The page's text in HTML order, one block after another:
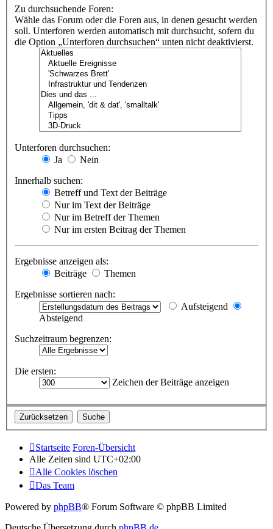
Zu durchsuchende Foren:
Wähle das Forum oder die Foren aus, in denen gesucht werden
soll. Unterforen werden automatisch mit durchsucht, sofern du
die Option „Unterforen durchsuchen“ unten nicht deaktivierst.
Unterforen durchsuchen:
Ja
Nein
Innerhalb suchen:
Betreff und Text der Beiträge
Nur im Text der Beiträge
Nur im Betreff der Themen
Nur im ersten Beitrag der Themen
Ergebnisse anzeigen als:
Beiträge
Themen
Ergebnisse sortieren nach:
Aufsteigend
Absteigend
Suchzeitraum begrenzen:
Die ersten:
Zeichen der Beiträge anzeigen
Startseite Foren-Übersicht
Alle Zeiten sind UTC+02:00
Alle Cookies löschen
Das Team
Powered by phpBB® Forum Software © phpBB Limited